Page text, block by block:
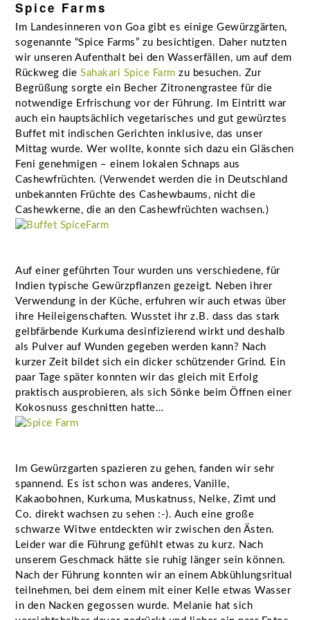
Spice Farms
Im Landesinneren von Goa gibt es einige Gewürzgärten,
sogenannte “Spice Farms” zu besichtigen. Daher nutzten
wir unseren Aufenthalt bei den Wasserfällen, um auf dem
Rückweg dieSahakari Spice Farm zu besuchen. Zur
Begrüßung sorgte ein Becher Zitronengrastee für die
notwendige Erfrischung vor der Führung. Im Eintritt war
auch ein hauptsächlich vegetarisches und gut gewürztes
Buffet mit indischen Gerichten inklusive, das unser
Mittag wurde. Wer wollte, konnte sich dazu ein Gläschen
Feni genehmigen – einem lokalen Schnaps aus
Cashewfrüchten. (Verwendet werden die in Deutschland
unbekannten Früchte des Cashewbaums, nicht die
Cashewkerne, die an den Cashewfrüchten wachsen.)
Auf einer geführten Tour wurden uns verschiedene, für
Indien typische Gewürzpflanzen gezeigt. Neben ihrer
Verwendung in der Küche, erfuhren wir auch etwas über
ihre Heileigenschaften. Wusstet ihr z.B. dass das stark
gelbfärbende Kurkuma desinfizierend wirkt und deshalb
als Pulver auf Wunden gegeben werden kann? Nach
kurzer Zeit bildet sich ein dicker schützender Grind. Ein
paar Tage später konnten wir das gleich mit Erfolg
praktisch ausprobieren, als sich Sönke beim Öffnen einer
Kokosnuss geschnitten hatte…
Im Gewürzgarten spazieren zu gehen, fanden wir sehr
spannend. Es ist schon was anderes, Vanille,
Kakaobohnen, Kurkuma, Muskatnuss, Nelke, Zimt und
Co. direkt wachsen zu sehen :-). Auch eine große
schwarze Witwe entdeckten wir zwischen den Ästen.
Leider war die Führung gefühlt etwas zu kurz. Nach
unserem Geschmack hätte sie ruhig länger sein können.
Nach der Führung konnten wir an einem Abkühlungsritual
teilnehmen, bei dem einem mit einer Kelle etwas Wasser
in den Nacken gegossen wurde. Melanie hat sich